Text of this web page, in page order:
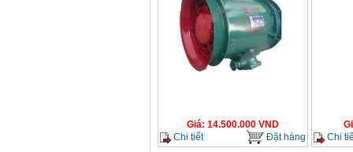
Giá: 14.500.000 VND
Chi tiết
Đặt hàng
Chi